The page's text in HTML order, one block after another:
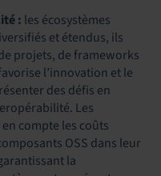
: les écosystèmes
et étendus, ils
projets, de frameworks
l’innovation et le
des défis en
Les
compte les coûts
OSS dans leur
la